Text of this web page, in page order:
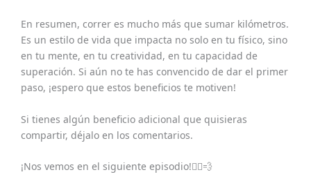
En resumen, correr es mucho más que sumar kilómetros.
Es un estilo de vida que impacta no solo en tu físico, sino
en tu mente, en tu creatividad, en tu capacidad de
superación. Si aún no te has convencido de dar el primer
paso, ¡espero que estos beneficios te motiven!
Si tienes algún beneficio adicional que quisieras
compartir, déjalo en los comentarios.
¡Nos vemos en el siguiente episodio!🏃‍♂️💨